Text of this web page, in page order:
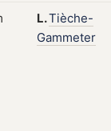
L.Tièche-
Gammeter